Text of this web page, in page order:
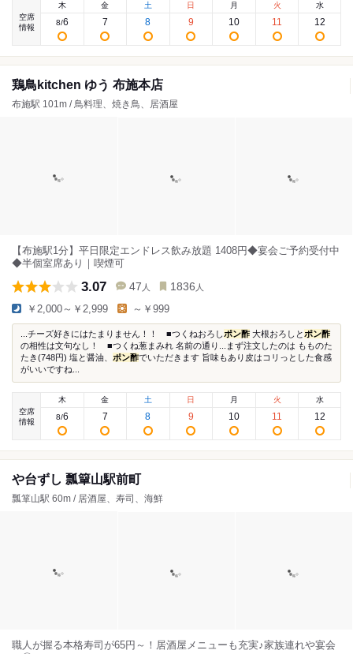
空席
情報
木
8/6
金
7
土
8
日
9
月
10
火
11
水
12
鶏鳥kitchen ゆう 布施本店
布施駅 101m / 鳥料理、焼き鳥、居酒屋
【布施駅1分】平日限定エンドレス飲み放題 1408円◆宴会ご予約受付中
◆半個室席あり｜喫煙可
3.07 47 人 1836 人
￥2,000～￥2,999 ～￥999
...チーズ好きにはたまりません！！ ■つくねおろし ポン酢 大根おろしと ポン酢
の相性は文句なし！ ■つくね葱まみれ 名前の通り...まず注文したのは もものた
たき(748円) 塩と醤油、 ポン酢でいただきます 旨味もあり皮はコリっとした食感
がいいですね...
空席
情報
木
8/6
金
7
土
8
日
9
月
10
火
11
水
12
や台ずし 瓢簞山駅前町
瓢箪山駅 60m / 居酒屋、寿司、海鮮
職人が握る本格寿司が65円～！居酒屋メニューも充実♪家族連れや宴会